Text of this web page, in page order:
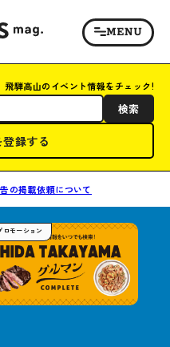
飛騨高山のイベント情報をチェック!
検索
録する
の掲載依頼について
ロモーション